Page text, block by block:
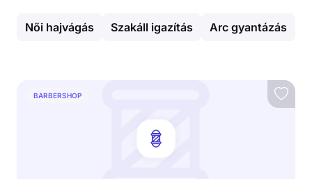
Női hajvágás Szakáll igazítás Arc gyantázás
BARBERSHOP